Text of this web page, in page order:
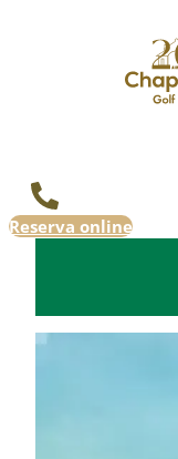
Reserva online